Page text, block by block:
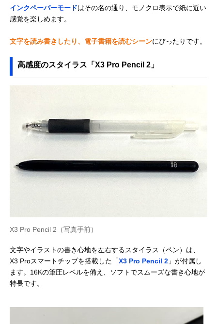
インクペーパーモードはその名の通り、モノクロ表示で紙に近い
感覚を楽しめます。
文字を読み書きしたり、電子書籍を読むシーンにぴったりです。
高感度のスタイラス「X3 Pro Pencil 2」
X3 Pro Pencil 2（写真手前）
文字やイラストの書き心地を左右するスタイラス（ペン）は、
X3 Proスマートチップを搭載した「X3 Pro Pencil 2 」が付属し
ます。16Kの筆圧レベルを備え、ソフトでスムーズな書き心地が
特長です。